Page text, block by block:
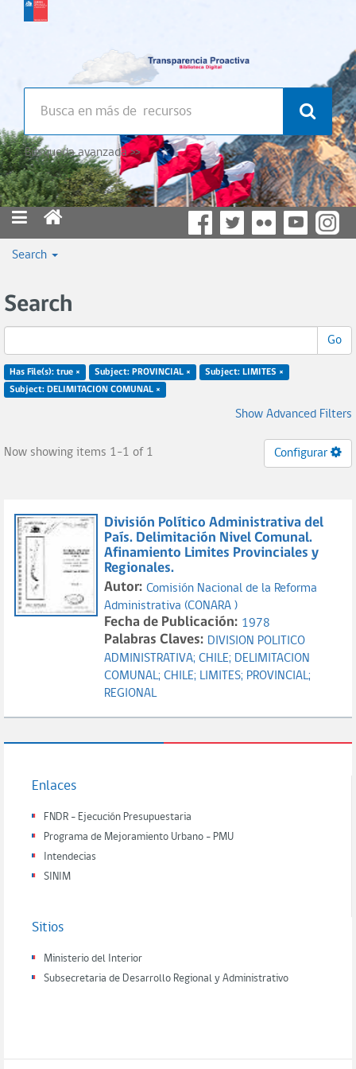
Búsqueda avanzada >>
Search
Search
Go
Has File(s): true × Subject: PROVINCIAL ×
Subject: LIMITES ×
Subject: DELIMITACION COMUNAL ×
Show Advanced Filters
Now showing items 1-1 of 1 Configurar
División Político Administrativa del
País. Delimitación Nivel Comunal.
Afinamiento Limites Provinciales y
Regionales.
Autor: Comisión Nacional de la Reforma
Administrativa (CONARA )
Fecha de Publicación: 1978
Palabras Claves: DIVISION POLITICO
ADMINISTRATIVA; CHILE; DELIMITACION
COMUNAL; CHILE; LIMITES; PROVINCIAL;
REGIONAL
Enlaces
FNDR - Ejecución Presupuestaria
Programa de Mejoramiento Urbano - PMU
Intendecias
SINIM
Sitios
Ministerio del Interior
Subsecretaria de Desarrollo Regional y Administrativo